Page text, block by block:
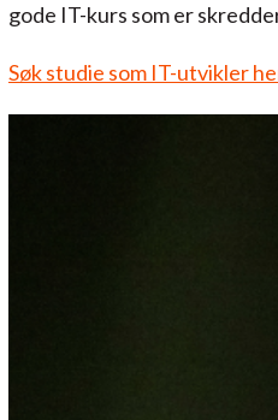
gode IT-kurs som er
Søk studie som IT-utvikler